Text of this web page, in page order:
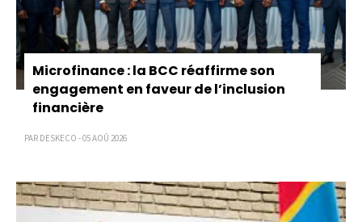
Microfinance : la BCC réaffirme son
engagement en faveur de l’inclusion
financière
PAR DESKECO - 05 AOÛ 2026